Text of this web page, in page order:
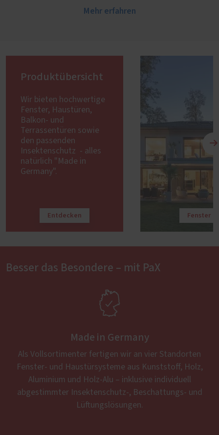
Mehr erfahren
Produktübersicht
Wir bieten hochwertige
Fenster, Haustüren,
Balkon- und
Terrassentüren sowie
den passenden
Insektenschutz - alles
natürlich "Made in
Germany".
Entdecken Fenster
Besser das Besondere – mit PaX

Made in Germany
Als Vollsortimenter fertigen wir an vier Standorten
Fenster- und Haustürsysteme aus Kunststoff, Holz,
Aluminium und Holz-Alu – inklusive individuell
abgestimmter Insektenschutz-, Beschattungs- und
Lüftungslösungen.